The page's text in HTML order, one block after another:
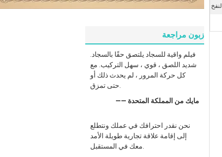
زبون مراجعة
فيلم واقية للسجاد يلتصق حقًا بالسجاد.
شديد اللصق ، قوي ، سهل التركيب. مع
كل حركة المرور ، لم يحدث ذلك أو
—— مايك من المملكة المتحدة
نحن نقدر احترافك في عملك ونتطلع
إلى إقامة علاقة تجارية طويلة الأمد